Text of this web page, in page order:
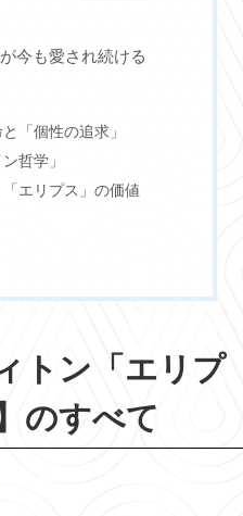
今も愛され続ける
「個性の追求」
哲学」
エリプス」の価値
トン「エリプ
のすべて